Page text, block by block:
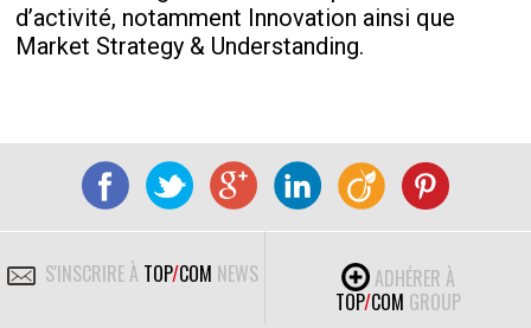
d’activité, notamment Innovation ainsi que
Market Strategy & Understanding.
S'INSCRIRE À TOP/COM NEWS
ADHÉRER À
TOP/COM GROUP